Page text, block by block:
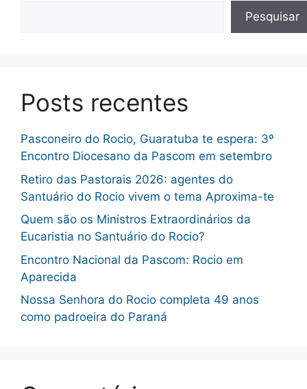
Pesquisar
Posts recentes
Pasconeiro do Rocio, Guaratuba te espera: 3º
Encontro Diocesano da Pascom em setembro
Retiro das Pastorais 2026: agentes do
Santuário do Rocio vivem o tema Aproxima-te
Quem são os Ministros Extraordinários da
Eucaristia no Santuário do Rocio?
Encontro Nacional da Pascom: Rocio em
Aparecida
Nossa Senhora do Rocio completa 49 anos
como padroeira do Paraná